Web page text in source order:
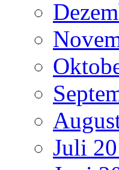
Juli